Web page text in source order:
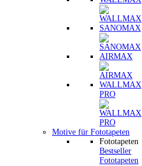
SANOMAX
AIRMAX
WALLMAX
PRO
Motive für Fototapeten
Fototapeten
Bestseller
Fototapeten